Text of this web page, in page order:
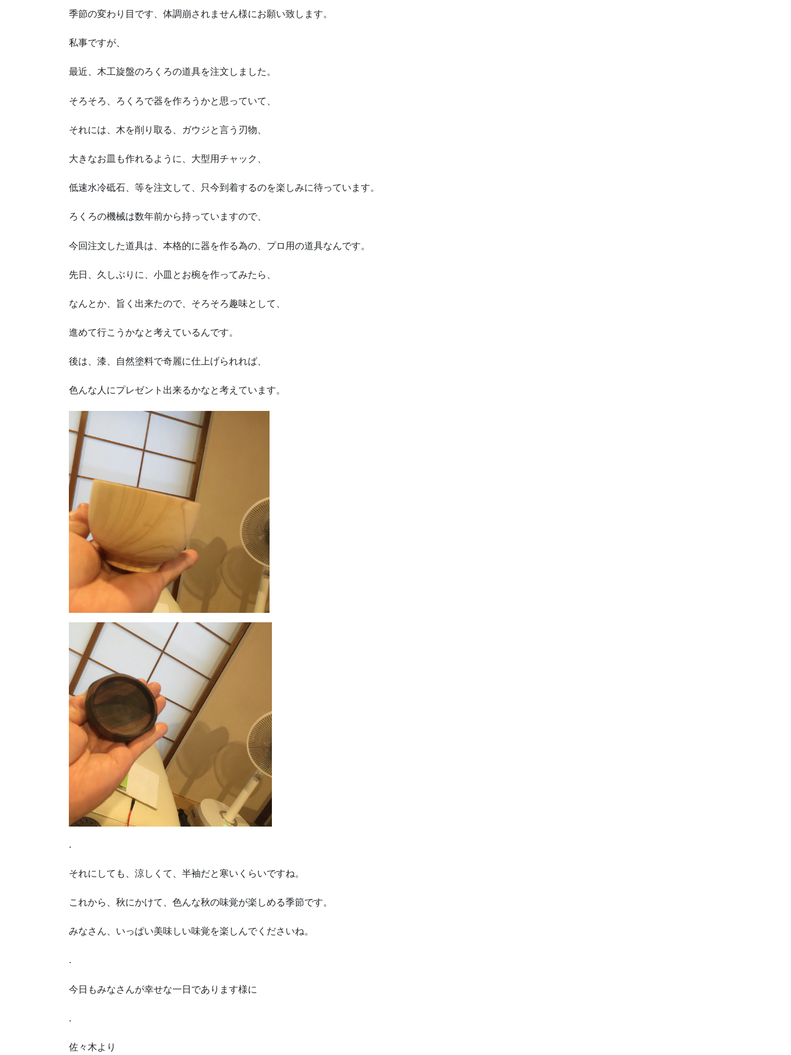
季節の変わり目です、体調崩されません様にお願い致します。
私事ですが、
最近、木工旋盤のろくろの道具を注文しました。
そろそろ、ろくろで器を作ろうかと思っていて、
それには、木を削り取る、ガウジと言う刃物、
大きなお皿も作れるように、大型用チャック、
低速水冷砥石、等を注文して、只今到着するのを楽しみに待っています。
ろくろの機械は数年前から持っていますので、
今回注文した道具は、本格的に器を作る為の、プロ用の道具なんです。
先日、久しぶりに、小皿とお椀を作ってみたら、
なんとか、旨く出来たので、そろそろ趣味として、
進めて行こうかなと考えているんです。
後は、漆、自然塗料で奇麗に仕上げられれば、
色んな人にプレゼント出来るかなと考えています。
.
それにしても、涼しくて、半袖だと寒いくらいですね。
これから、秋にかけて、色んな秋の味覚が楽しめる季節です。
みなさん、いっぱい美味しい味覚を楽しんでくださいね。
.
今日もみなさんが幸せな一日であります様に
.
佐々木より